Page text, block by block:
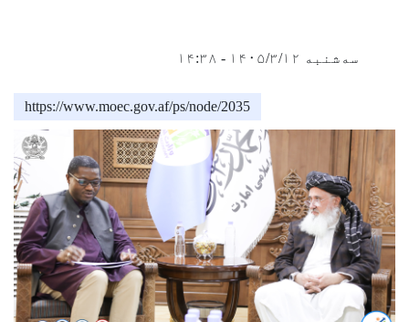
سه‌شنبه ۱۴۰۵/۳/۱۲ - ۱۴:۳۸
https://www.moec.gov.af/ps/node/2035